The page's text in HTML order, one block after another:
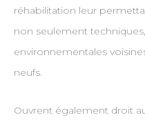
réhabilitation leur
non seulement
environnementales
neufs.
Ouvrent également droit